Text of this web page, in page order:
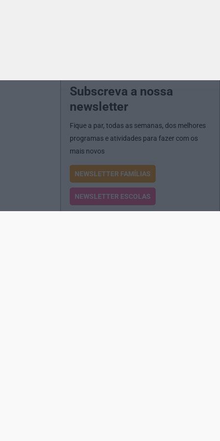
Subscreva a nossa
newsletter
Fique a par, todas as semanas, dos melhores
programas e atividades para fazer com os
mais novos
NEWSLETTER FAMÍLIAS
NEWSLETTER ESCOLAS